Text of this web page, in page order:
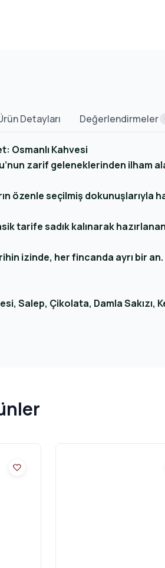
Detayları Değerlendirmeler
Osmanlı Kahvesi
zarif geleneklerinden ilham
özenle seçilmiş dokunuşlarıyla
tarife sadık kalınarak
izinde, her fincanda ayrı bir an.
Salep, Çikolata, Damla Sakızı,